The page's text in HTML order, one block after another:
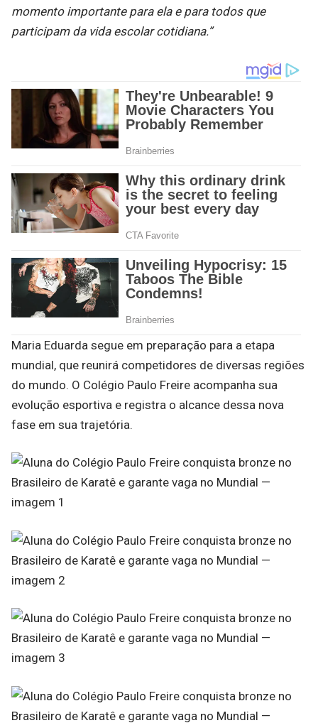
momento importante para ela e para todos que
participam da vida escolar cotidiana.”
Maria Eduarda segue em preparação para a etapa
mundial, que reunirá competidores de diversas regiões
do mundo. O Colégio Paulo Freire acompanha sua
evolução esportiva e registra o alcance dessa nova
fase em sua trajetória.